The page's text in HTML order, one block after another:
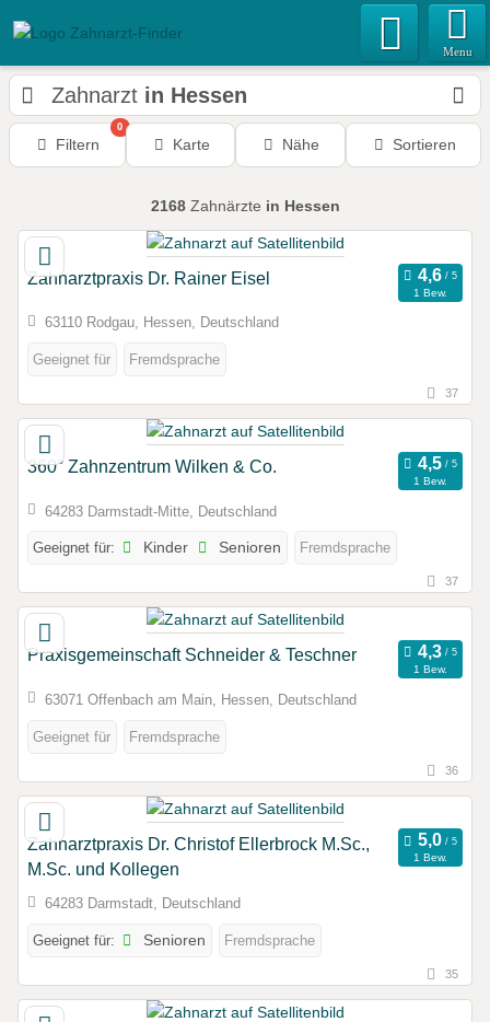
Menu
Zahnarzt in Hessen
Filtern
0
Karte Nähe Sortieren
2168Zahnärzte in Hessen
Zahnarztpraxis Dr. Rainer Eisel
1 Bew.
63110 Rodgau, Hessen, Deutschland
Geeignet für Fremdsprache
37
360° Zahnzentrum Wilken & Co.
1 Bew.
64283 Darmstadt-Mitte, Deutschland
Geeignet für: Kinder Senioren Fremdsprache
37
Praxisgemeinschaft Schneider & Teschner
1 Bew.
63071 Offenbach am Main, Hessen, Deutschland
Geeignet für Fremdsprache
36
Zahnarztpraxis Dr. Christof Ellerbrock M.Sc.,
M.Sc. und Kollegen
1 Bew.
64283 Darmstadt, Deutschland
Geeignet für: Senioren Fremdsprache
35